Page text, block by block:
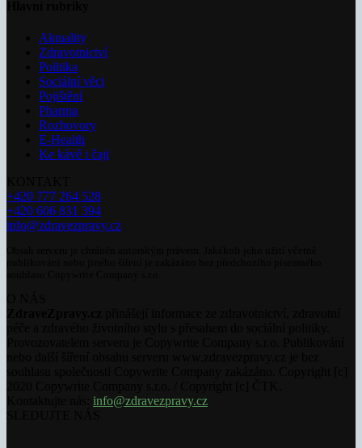
Aktuality
Zdravotnictví
Politika
Sociální věci
Pojištění
Pharma
Rozhovory
E-Health
Ke kávě i čaji
+420 777 264 528
+420 606 831 394
info@zdravezpravy.cz
info@zdravezpravy.cz